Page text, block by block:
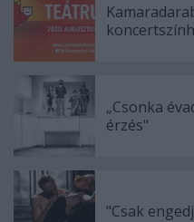
„Csonka
érzés"
"Csak